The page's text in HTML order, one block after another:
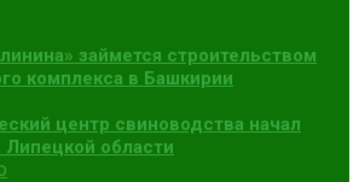
займется строительством
комплекса в Башкирии
центр свиноводства начал
Липецкой области